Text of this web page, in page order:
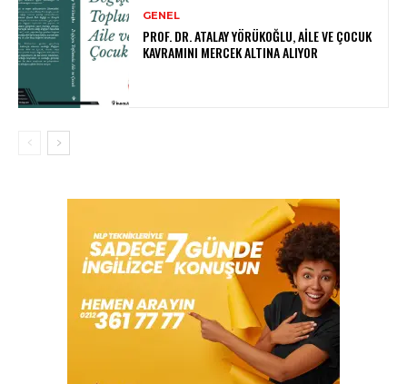
GENEL
PROF. DR. ATALAY YÖRÜKOĞLU, AILE VE ÇOCUK
KAVRAMINI MERCEK ALTINA ALIYOR